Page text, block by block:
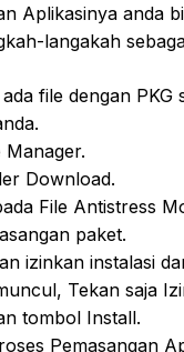
Aplikasinya anda
langakah
file dengan PKG
Manager.
Download.
File Antistress
paket.
izinkan instalasi
Tekan saja
tombol Install.
Pemasangan